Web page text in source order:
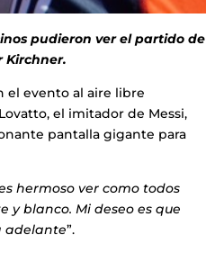
pudieron ver el partido de
Kirchner.
el evento al aire libre
el imitador de Messi,
pantalla gigante para
hermoso ver como todos
y blanco. Mi deseo es que
adelante”.